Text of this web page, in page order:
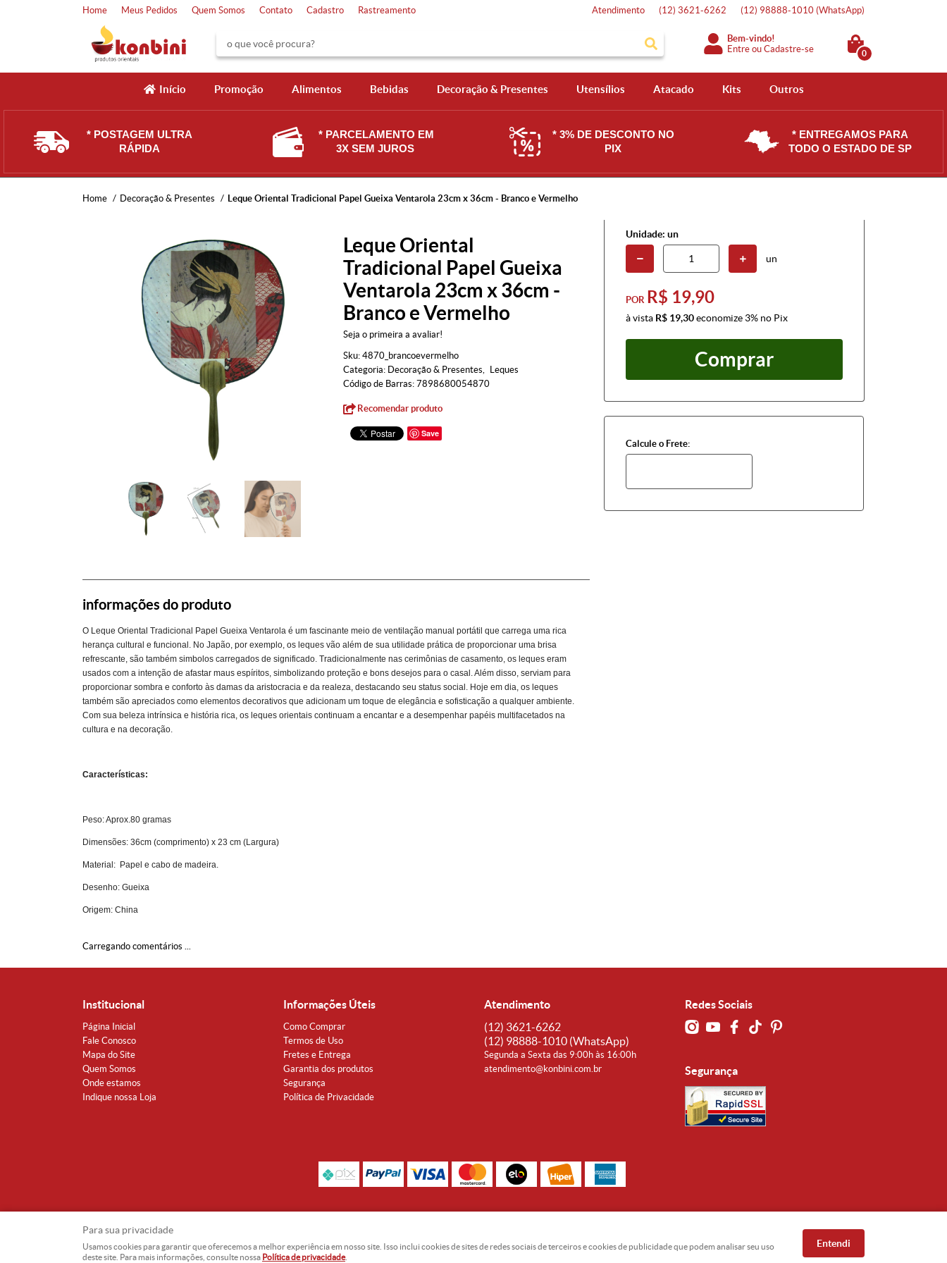
Home Meus Pedidos Quem Somos Contato Cadastro Rastreamento Atendimento (12) 3621-6262 (12) 98888-1010 (WhatsApp)
Bem-vindo!
Entre ouCadastre-se 0
Início Promoção Alimentos Bebidas Decoração & Presentes Utensílios Atacado Kits Outros
* POSTAGEM ULTRA
RÁPIDA
* PARCELAMENTO EM
3X SEM JUROS
* 3% DE DESCONTO NO
PIX
* ENTREGAMOS PARA
TODO O ESTADO DE SP
Home Decoração & Presentes Leque Oriental Tradicional Papel Gueixa Ventarola 23cm x 36cm - Branco e Vermelho
Leque Oriental
Tradicional Papel Gueixa
Ventarola 23cm x 36cm -
Branco e Vermelho
Seja o primeira a avaliar!
Sku: 4870_brancoevermelho
Categoria: Decoração & Presentes
Leques
Código de Barras: 7898680054870
Recomendar produto
Save
Unidade: un
un
POR R$ 19,90
à vista R$ 19,30economize 3% no Pix
Comprar
Calcule o Frete:
informações do produto
O Leque Oriental Tradicional Papel Gueixa Ventarola é um fascinante meio de ventilação manual portátil que carrega uma rica
herança cultural e funcional. No Japão, por exemplo, os leques vão além de sua utilidade prática de proporcionar uma brisa
refrescante, são também simbolos carregados de significado. Tradicionalmente nas cerimônias de casamento, os leques eram
usados com a intenção de afastar maus espíritos, simbolizando proteção e bons desejos para o casal. Além disso, serviam para
proporcionar sombra e conforto às damas da aristocracia e da realeza, destacando seu status social. Hoje em dia, os leques
também são apreciados como elementos decorativos que adicionam um toque de elegância e sofisticação a qualquer ambiente.
Com sua beleza intrínsica e história rica, os leques orientais continuam a encantar e a desempenhar papéis multifacetados na
cultura e na decoração.
Características:
Peso: Aprox.80 gramas
Dimensões: 36cm (comprimento) x 23 cm (Largura)
Material: Papel e cabo de madeira.
Desenho: Gueixa
Origem: China
Carregando comentários ...
Institucional
Página Inicial
Fale Conosco
Mapa do Site
Quem Somos
Onde estamos
Indique nossa Loja
Informações Úteis
Como Comprar
Termos de Uso
Fretes e Entrega
Garantia dos produtos
Segurança
Política de Privacidade
Atendimento
(12) 3621-6262
(12) 98888-1010 (WhatsApp)
Segunda a Sexta das 9:00h às 16:00h
atendimento@konbini.com.br
Redes Sociais
Segurança
Para sua privacidade
Usamos cookies para garantir que oferecemos a melhor experiência em nosso site. Isso inclui cookies de sites de redes sociais de terceiros e cookies de publicidade que podem analisar seu uso
deste site. Para mais informações, consulte nossa Política de privacidade.
Entendi